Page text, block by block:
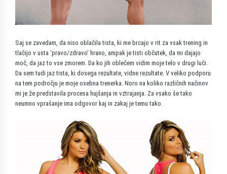
Saj se zavedam, da niso oblačila tista, ki me brcajo v rit za vsak trening in
tlačijo v usta ‘pravo/zdravo’ hrano, ampak je tisti občutek, da mi dajajo
moč, da jaz to vse zmorem. Da ko jih oblečem vidim moje telo v drugi luči.
Da sem tudi jaz tista, ki dosega rezultate, vidne rezultate. V veliko podporu
na tem področju je moje osebna trenerka. Noro na koliko različnih načinov
mi je že predstavila procesa hujšanja in vztrajanja. Za vsako še tako
neumno vprašanje ima odgovor kaj in zakaj je temu tako.